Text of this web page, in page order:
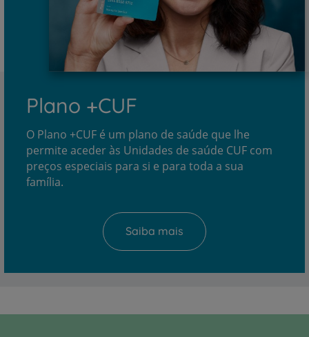
Plano +CUF
O Plano +CUF é um plano de saúde que lhe
permite aceder às Unidades de saúde CUF com
preços especiais para si e para toda a sua
família.
Saiba mais